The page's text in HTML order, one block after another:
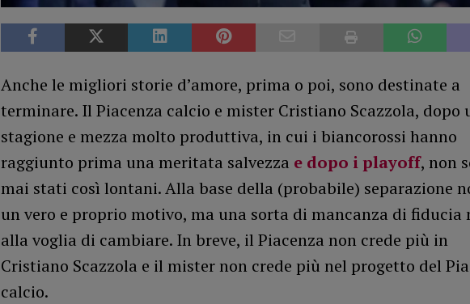
Anche le migliori storie d’amore, prima o poi, sono destinate a
terminare. Il Piacenza calcio e mister Cristiano Scazzola, dopo
stagione e mezza molto produttiva, in cui i biancorossi hanno
raggiunto prima una meritata salvezza e dopo i playoff, non
mai stati così lontani. Alla base della (probabile) separazione
un vero e proprio motivo, ma una sorta di mancanza di fiducia
alla voglia di cambiare. In breve, il Piacenza non crede più in
Cristiano Scazzola e il mister non crede più nel progetto del
calcio.